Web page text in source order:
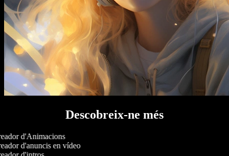
Descobreix-ne més
d'Animacions
d'anuncis en vídeo